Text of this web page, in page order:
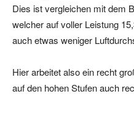
Dies ist vergleichen mit dem
welcher auf voller Leistung
auch etwas weniger
Hier arbeitet also ein recht
auf den hohen Stufen auch